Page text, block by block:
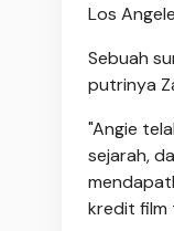
Los
Sebuah
putrinya
"Angie
sejarah,
kredit film